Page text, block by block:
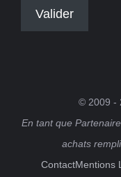
© 2009 -
En tant que
achats
ContactMentions